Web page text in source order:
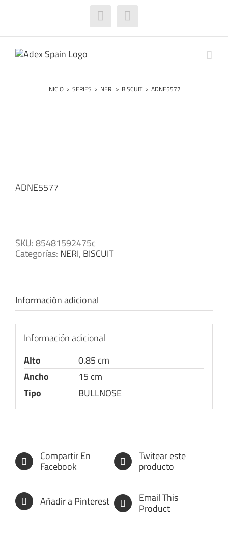
Facebook
INICIO > SERIES > NERI > BISCUIT > ADNE5577
ADNE5577
SKU:85481592475c
Categorías: NERI, BISCUIT
Información adicional
Información adicional
Alto
0.85 cm
Ancho
15 cm
Tipo
BULLNOSE
Compartir En
Facebook
Twitear este
producto
Añadir a Pinterest Email This
Product